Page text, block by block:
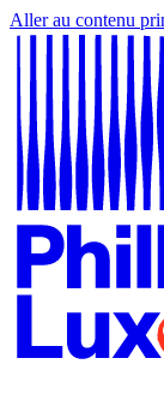
Aller au contenu